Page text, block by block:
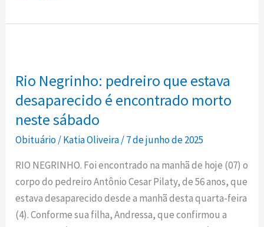
Rio Negrinho: pedreiro que estava
desaparecido é encontrado morto
neste sábado
Obituário/Katia Oliveira/7 de junho de 2025
RIO NEGRINHO. Foi encontrado na manhã de hoje (07) o
corpo do pedreiro Antônio Cesar Pilaty, de 56 anos, que
estava desaparecido desde a manhã desta quarta-feira
(4). Conforme sua filha, Andressa, que confirmou a
pedreiro
que
estava
é
encontrado
morto
neste
sábado